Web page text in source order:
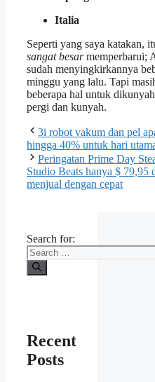
Italia
Seperti yang saya katakan,
sangat besarmemperbarui;
sudah menyingkirkannya
minggu yang lalu. Tapi
beberapa hal untuk
pergi dan kunyah.
3i robot vakum dan pel
hingga 40% untuk hari
Peringatan Prime Day
Studio Beats hanya $ 79,95
menjual dengan cepat
Search for:
Recent
Posts